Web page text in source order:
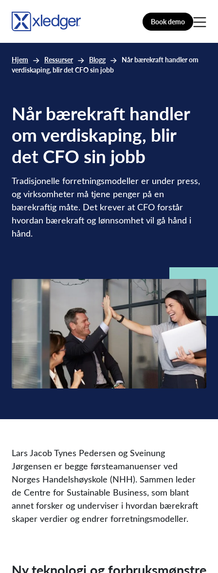
Book demo
Hjem Ressurser Blogg
Når bærekraft handler om
verdiskaping, blir det CFO sin jobb
Når bærekraft handler
om verdiskaping, blir
det CFO sin jobb
Tradisjonelle forretningsmodeller er under press,
og virksomheter må tjene penger på en
bærekraftig måte. Det krever at CFO forstår
hvordan bærekraft og lønnsomhet vil gå hånd i
hånd.
Lars Jacob Tynes Pedersen og Sveinung
Jørgensen er begge førsteamanuenser ved
Norges Handelshøyskole (NHH). Sammen leder
de Centre for Sustainable Business, som blant
annet forsker og underviser i hvordan bærekraft
skaper verdier og endrer forretningsmodeller.